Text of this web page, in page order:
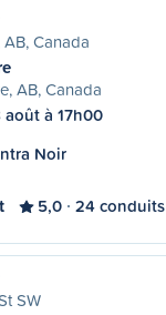
Canada
AB, Canada
août à 17h00
Noir
5,0 24 conduits
SW